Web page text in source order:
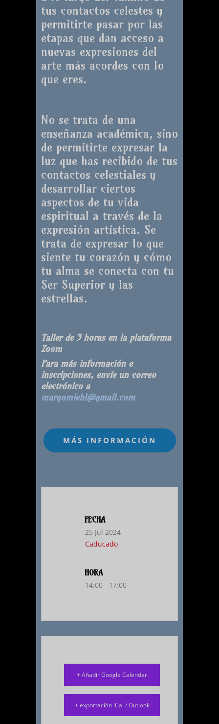
tus contactos celestes y
permitirte pasar por las
etapas que dan acceso a
nuevas expresiones del
arte más acordes con lo
que eres.
No se trata de una
enseñanza académica, sino
de permitirte expresar la
luz que has recibido de tus
contactos celestiales y
desarrollar ciertos
aspectos de tu vida
espiritual a través de la
expresión artística. Se
trata de expresar lo que
siente tu corazón y cómo
tu alma se conecta con tu
Ser Superior y las
estrellas.
Taller de 3 horas en la plataforma
Zoom
Para más información e
inscripciones, envíe un correo
electrónico a
margomiehl@gmail.com
FECHA
25 Jul 2024
Caducado
HORA
14:00 - 17:00
+ Añadir Google Calendar
+ exportación iCal / Outlook